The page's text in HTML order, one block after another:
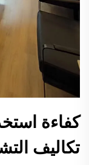
كفاءة
تكاليف